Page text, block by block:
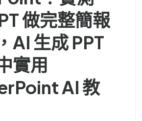
做完整簡報
AI 生成 PPT
實用
AI 教